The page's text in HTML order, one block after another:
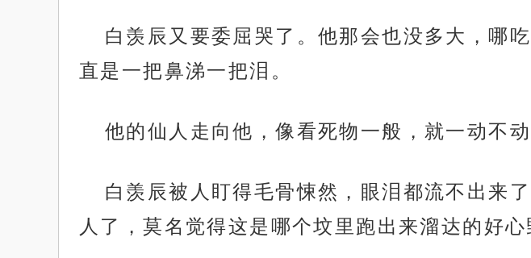
白羡辰又要委屈哭了。他那会也没多大，哪
直是一把鼻涕一把泪。
他的仙人走向他，像看死物一般，就一动不动
白羡辰被人盯得毛骨悚然，眼泪都流不出来
人了，莫名觉得这是哪个坟里跑出来溜达的好心